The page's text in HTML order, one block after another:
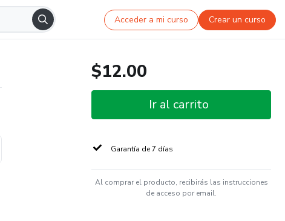
Acceder a mi curso Crear un curso
$12.00
Ir al carrito
Garantía de 7 días
Al comprar el producto, recibirás las instrucciones
de acceso por email.